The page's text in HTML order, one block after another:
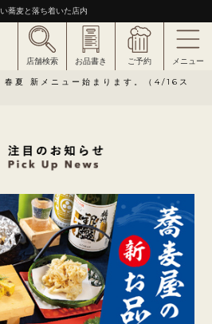
蕎麦と落ち着いた店内
店舗検索 お品書き ご予約 メニュー
夏 新メニュー始まります。（4/16ス